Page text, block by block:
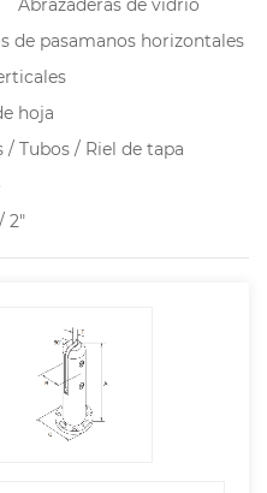
de pasamanos horizontales
hoja
/ Tubos / Riel de tapa
2"